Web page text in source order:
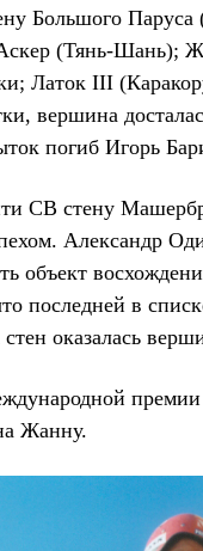
Большого Паруса
(Тянь-Шань);
Латок III
вершина
погиб Игорь
СВ стену
Александр
объект
последней в
стен оказалась
Жанну.